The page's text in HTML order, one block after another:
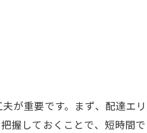
が重要です。まず、配達エ
握しておくことで、短時間